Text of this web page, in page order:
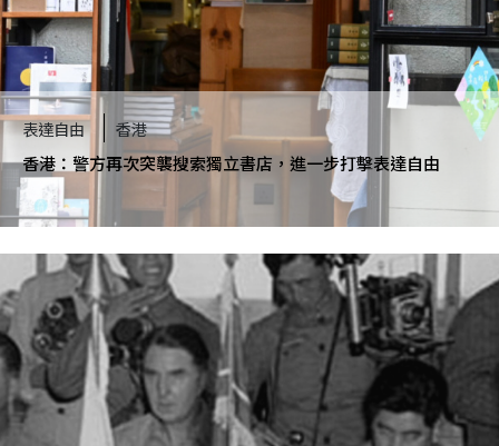
表達自由 香港
香港：警方再次突襲搜索獨立書店，進一步打擊表達自由